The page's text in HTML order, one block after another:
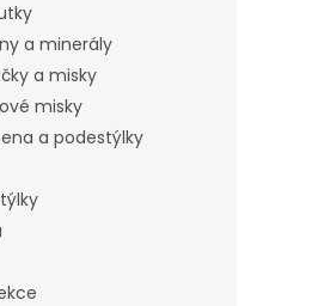
a minerály
a misky
misky
a podestýlky